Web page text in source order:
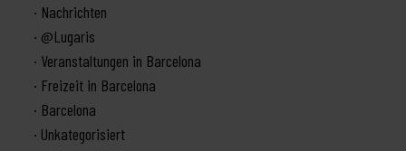
Nachrichten
@Lugaris
Veranstaltungen in Barcelona
Freizeit in Barcelona
Barcelona
Unkategorisiert